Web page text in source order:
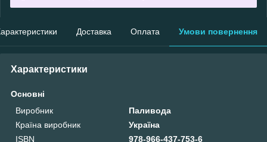
Доставка Оплата Умови повернення
Характеристики
Основні
Виробник
Паливода
Країна виробник
Україна
ISBN
978-966-437-753-6